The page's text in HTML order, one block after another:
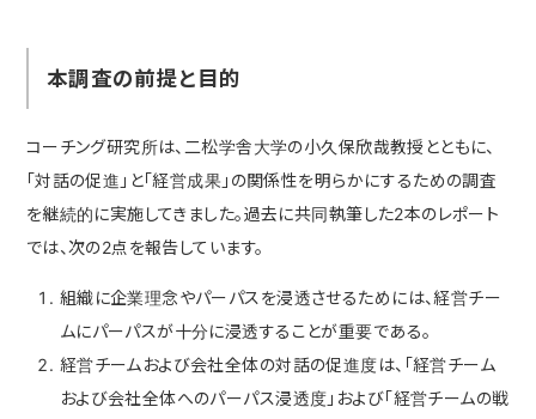
本調査の前提と目的
コーチング研究所は、二松学舎大学の小久保欣哉教授とともに、
「対話の促進」と「経営成果」の関係性を明らかにするための調査
を継続的に実施してきました。過去に共同執筆した2本のレポート
では、次の2点を報告しています。
組織に企業理念やパーパスを浸透させるためには、経営チー
ムにパーパスが十分に浸透することが重要である。
経営チームおよび会社全体の対話の促進度は、「経営チーム
および会社全体へのパーパス浸透度」および「経営チームの戦